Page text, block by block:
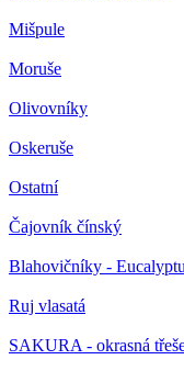
Mišpule
Moruše
Olivovníky
Oskeruše
Ostatní
Čajovník čínský
Blahovičníky -
Ruj vlasatá
SAKURA - okrasná